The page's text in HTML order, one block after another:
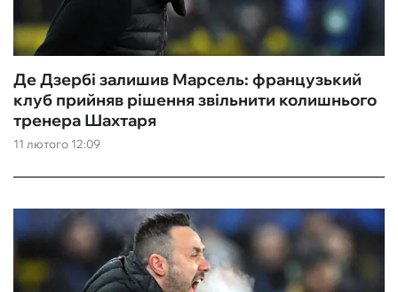
11 лютого 12:09
Де Дзербі залишив Марсель: французький
клуб прийняв рішення звільнити колишнього
тренера Шахтаря